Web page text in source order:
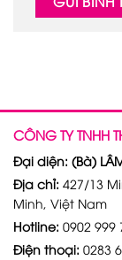
CÔNG TY TNHH
Đại diện: (Bà)
Địa chỉ: 427/13
Minh, Việt Nam
Hotline: 0902 999
Điện thoại: 0283